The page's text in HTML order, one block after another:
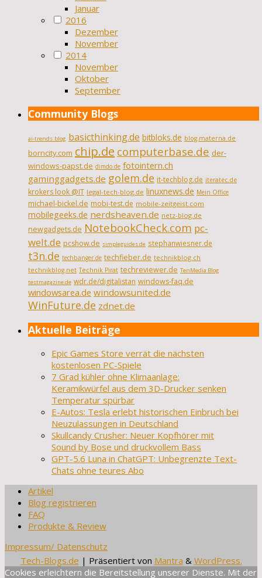
Januar
2016
Dezember
November
2014
November
Oktober
September
Community Blogs
ai-trends.blog basicthinking.de bitbloks.de blog.materna.de
borncity.com chip.de computerbase.de der-
windows-papst.de dimdo.de fotointern.ch
gaminggadgets.de golem.de it-techblog.de iteratec.de
krokers look @IT legal-tech-blog.de linuxnews.de Mein Office
michael-bickel.de mobi-test.de mobile-zeitgeist.com
mobilegeeks.de nerdsheaven.de netz-blog.de
newgadgets.de NotebookCheck.com pc-
welt.de pcshow.de simpleguides.de stephanwiesner.de
t3n.de techbanger.de techfieber.de technikblog.ch
technikblog.net Technik Pirat techreviewer.de TenMedia Blog
testmagazine.de wdr.de/digitalistan windows-faq.de
windowsarea.de windowsunited.de
WinFuture.de zdnet.de
Aktuelle Beiträge
Epic Games Store verrät die nächsten
kostenlosen PC-Spiele
7 Grad kühler ohne Klimaanlage:
Keramikwürfel aus dem 3D-Drucker senken
Temperatur spürbar
E-Autos: Tesla erlebt historischen Einbruch bei
Neuzulassungen in Deutschland
Skullcandy Crusher: Neuer Kopfhörer mit
Sound by Bose und druckvollem Bass
GPT-5.6 Luna in ChatGPT: Unbegrenzte Text-
Chats ohne teures Abo
Artikel
Blog registrieren
FAQ
Produkte & Review
Impressum/ Datenschutz
Tech-Blogs.de | Präsentiert von Mantra & WordPress.
Cookies erleichtern die Bereitstellung unserer Dienste. Mit der